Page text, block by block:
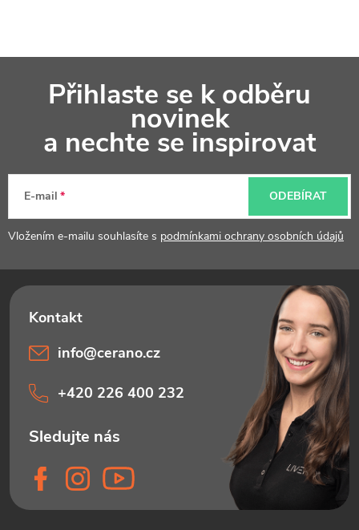
a
Přihlaste se k odběru
novinek
a nechte se inspirovat
E-mail
Vložením e-mailu souhlasíte s podmínkami ochrany osobních údajů
ODEBÍRAT
info@cerano.cz
+420 226 400 232